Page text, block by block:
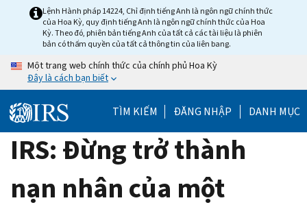
Lệnh Hành pháp 14224, Chỉ định tiếng Anh là ngôn ngữ chính thức
của Hoa Kỳ, quy định tiếng Anh là ngôn ngữ chính thức của Hoa
Kỳ. Theo đó, phiên bản tiếng Anh của tất cả các tài liệu là phiên
bản có thẩm quyền của tất cả thông tin của liên bang.
Một trang web chính thức của chính phủ Hoa Kỳ
Đây là cách bạn biết
TÌM KIẾM ĐĂNG NHẬP DANH MỤC
IRS: Đừng trở thành
nạn nhân của một